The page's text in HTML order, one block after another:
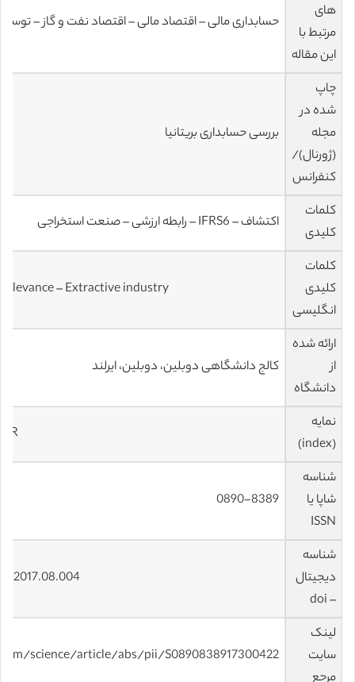
های
مرتبط با
این مقاله
حسابداری مالی – اقتصاد مالی – اقتصاد نفت و گاز –
چاپ
شده در
مجله
(ژورنال)/
کنفرانس
بررسی حسابداری بریتانیا
کلمات
کلیدی
اکتشاف – IFRS6 – رابطه ارزشی – صنعت استخراجی
کلمات
کلیدی
انگلیسی
– Extractive industry
ارائه شده
از
دانشگاه
کالج دانشگاهی دوبلین، دوبلین، ایرلند
نمایه
(index)
شناسه
شاپا یا
ISSN
0890-8389
شناسه
دیجیتال
– doi
لینک
سایت
مرجع
science/article/abs/pii/S0890838917300422